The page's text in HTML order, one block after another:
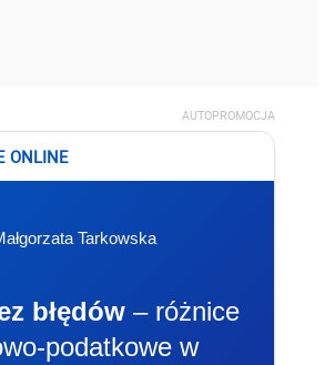
AUTOPROMOCJA
ONLINE
Tarkowska
błędów – różnice
podatkowe w